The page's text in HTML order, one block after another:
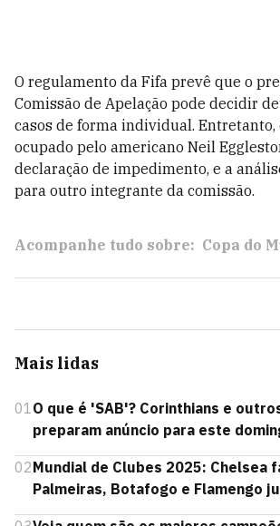
O regulamento da Fifa prevê que o
Comissão de Apelação pode decidir
casos de forma individual. Entretanto,
ocupado pelo americano Neil
declaração de impedimento, e a
para outro integrante da comissão.
Acompanhe tudo sobre: Copa do
Mais lidas
01O que é 'SAB'? Corinthians e
preparam anúncio para este
02Mundial de Clubes 2025: Chelsea
Palmeiras, Botafogo e Flamengo